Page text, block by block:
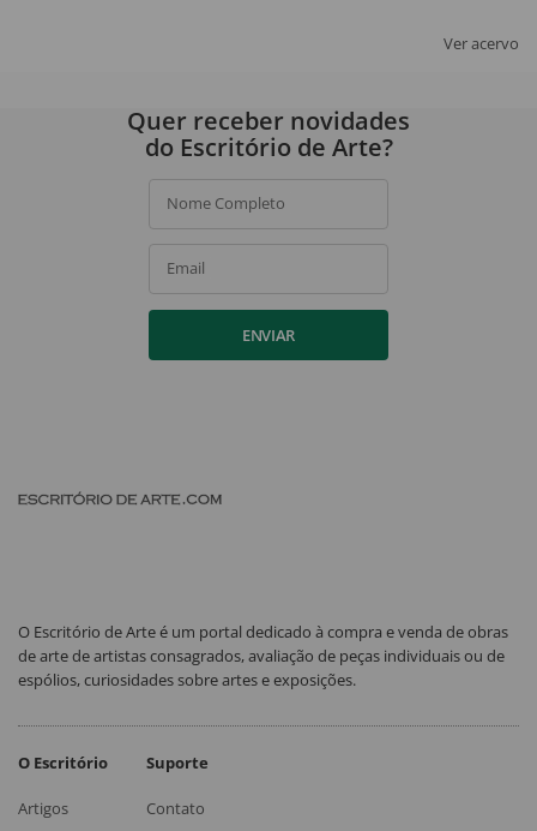
Ver acervo
Quer receber novidades
do Escritório de Arte?
Nome Completo
Email
ENVIAR
O Escritório de Arte é um portal dedicado à compra e venda de obras
de arte de artistas consagrados, avaliação de peças individuais ou de
espólios, curiosidades sobre artes e exposições.
O Escritório
Artigos
Suporte
Contato